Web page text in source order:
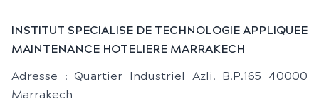
INSTITUT SPECIALISE DE TECHNOLOGIE APPLIQUEE
MAINTENANCE HOTELIERE MARRAKECH
Adresse : Quartier Industriel Azli. B.P.165 40000
Marrakech